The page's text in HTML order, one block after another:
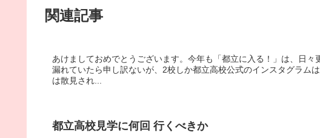
関連記事
あけましておめでとうございます。今年も「都立に入る！」は、日
漏れていたら申し訳ないが、2校しか都立高校公式のインスタグラム
は散見され...
都立高校見学に何回 行くべきか